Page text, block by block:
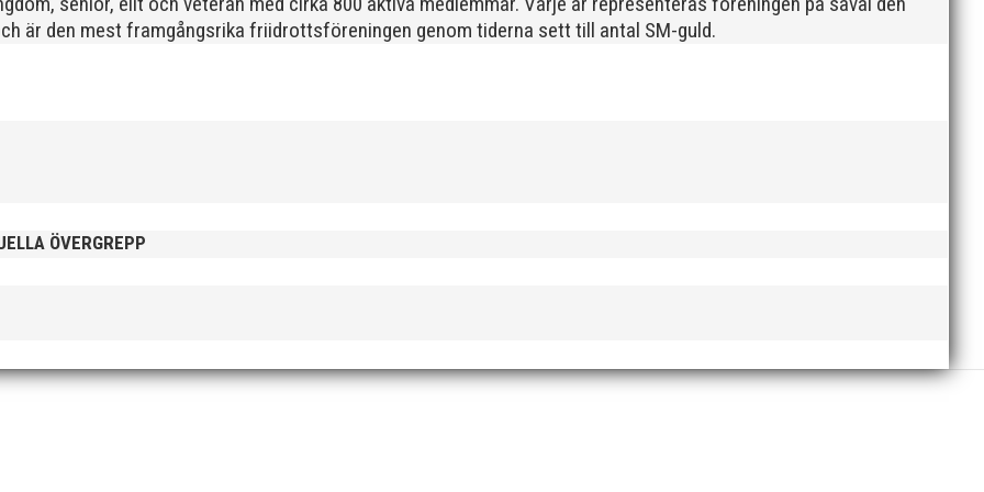
är den mest framgångsrika friidrottsföreningen genom tiderna sett till antal SM-guld.
ÖVERGREPP
största barnlopp och som vill vara med och bidra till den härliga familjefesten runt om i Skåne. Vi tror tjänsten
och inte är rädd för att jobba fysiskt.
springa Sylvesterloppet på nyårsafton. Arrangörsklubben Heleneholms IF har verkligen lyckats skapa ett familjärt
snarare än på prestation. Exempelvis...